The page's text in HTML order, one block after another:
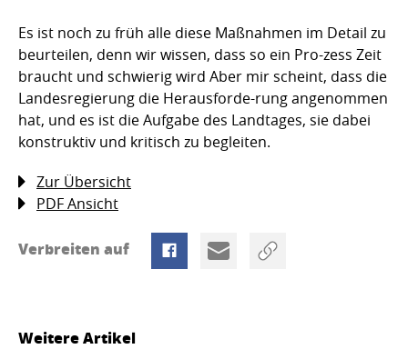
Es ist noch zu früh alle diese Maßnahmen im Detail zu
beurteilen, denn wir wissen, dass so ein Pro-zess Zeit
braucht und schwierig wird Aber mir scheint, dass die
Landesregierung die Herausforde-rung angenommen
hat, und es ist die Aufgabe des Landtages, sie dabei
konstruktiv und kritisch zu begleiten.
Zur Übersicht
PDF Ansicht
Verbreiten auf
Weitere Artikel